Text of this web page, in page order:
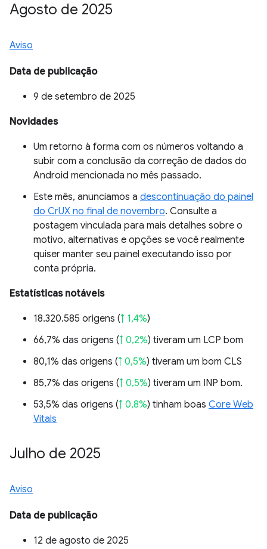
Agosto de 2025
Aviso
Data de publicação
9 de setembro de 2025
Novidades
Um retorno à forma com os números voltando a
subir com a conclusão da correção de dados do
Android mencionada no mês passado.
Este mês, anunciamos a descontinuação do painel
do CrUX no final de novembro. Consulte a
postagem vinculada para mais detalhes sobre o
motivo, alternativas e opções se você realmente
quiser manter seu painel executando isso por
conta própria.
Estatísticas notáveis
18.320.585 origens (↑ 1,4%)
66,7% das origens (↑ 0,2%) tiveram um LCP bom
80,1% das origens (↑ 0,5%) tiveram um bom CLS
85,7% das origens (↑ 0,5%) tiveram um INP bom.
53,5% das origens (↑ 0,8%) tinham boas Core Web
Vitals
Julho de 2025
Aviso
Data de publicação
12 de agosto de 2025